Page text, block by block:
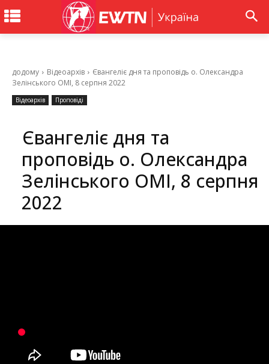
додому Відеоархів
Євангеліє дня та проповідь о. Олександра
Зелінського ОМІ, 8 серпня 2022
Відеоархів Проповіді
Євангеліє дня та
проповідь о. Олександра
Зелінського ОМІ, 8 серпня
2022